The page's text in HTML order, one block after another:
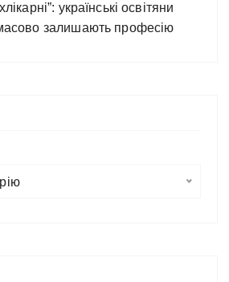
українські освітяни
залишають професію